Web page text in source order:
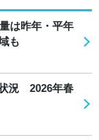
は昨年・平年
も
状況 2026年春